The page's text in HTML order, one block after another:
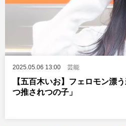
2025.05.06 13:00 芸能
【五百木いお】フェロモン漂
つ推されつの子」